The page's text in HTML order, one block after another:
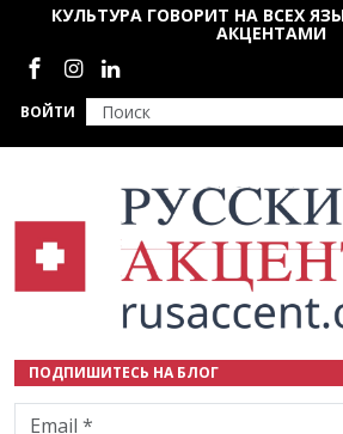
Перейти к основному содержанию
ВОЙТИ
КУЛЬТУРА ГОВОРИТ НА ВСЕХ
АКЦЕНТАМИ
Социальные сети
ПОДПИШИТЕСЬ НА БЛОГ
Email